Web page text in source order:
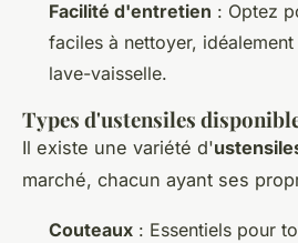
Facilité d'entretien : Optez
faciles à nettoyer,
lave-vaisselle.
Types d'ustensiles
Il existe une variété d'
marché, chacun ayant ses
Couteaux : Essentiels pour